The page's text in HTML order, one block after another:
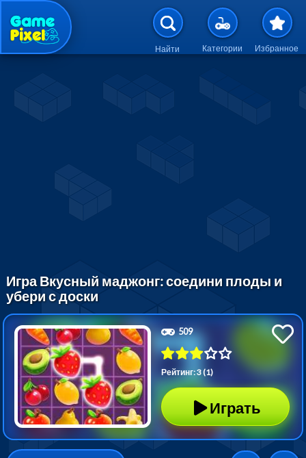
Перейти к основному
Найти Категории Избранное
Игра Вкусный маджонг: соедини плоды и
убери с доски
509
Рейтинг: 3 (1)
Играть